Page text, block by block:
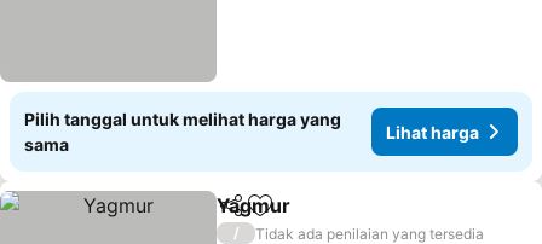
Pilih tanggal untuk melihat harga yang
sama
Lihat harga
BagikanTambahkan ke favorit
Yagmur
/
Tidak ada penilaian yang tersedia